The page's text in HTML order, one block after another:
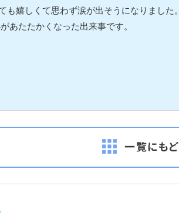
嬉しくて思わず涙が出そうになりました。
あたたかくなった出来事です。